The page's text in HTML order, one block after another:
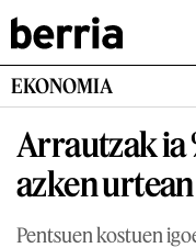
EKONOMIA
Arrautzak ia
azken urtean
Pentsuen kostuen